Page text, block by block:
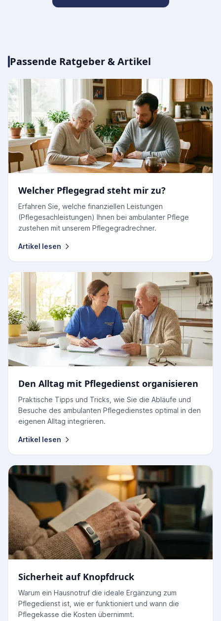
Passende Ratgeber & Artikel
Welcher Pflegegrad steht mir zu?
Erfahren Sie, welche finanziellen Leistungen
(Pflegesachleistungen) Ihnen bei ambulanter Pflege
zustehen mit unserem Pflegegradrechner.
Artikel lesen
Den Alltag mit Pflegedienst organisieren
Praktische Tipps und Tricks, wie Sie die Abläufe und
Besuche des ambulanten Pflegedienstes optimal in den
eigenen Alltag integrieren.
Artikel lesen
Sicherheit auf Knopfdruck
Warum ein Hausnotruf die ideale Ergänzung zum
Pflegedienst ist, wie er funktioniert und wann die
Pflegekasse die Kosten übernimmt.